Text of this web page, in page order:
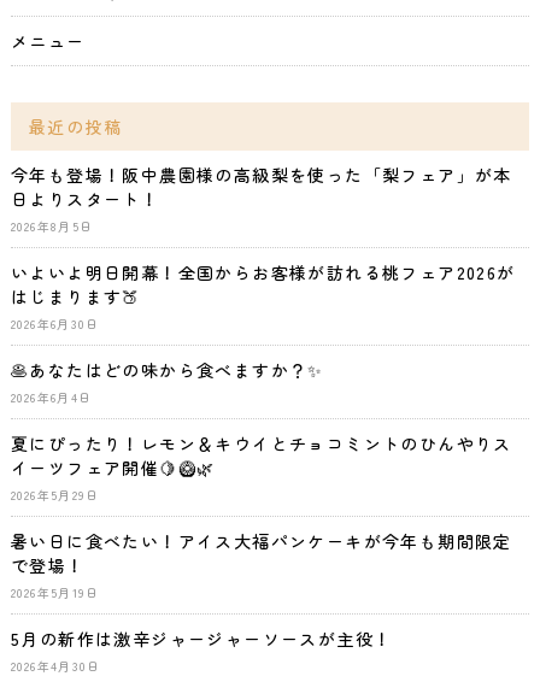
メニュー
最近の投稿
今年も登場！阪中農園様の高級梨を使った「梨フェア」が本
日よりスタート！
2026年8月5日
いよいよ明日開幕！全国からお客様が訪れる桃フェア2026が
はじまります🍑
2026年6月30日
🥞あなたはどの味から食べますか？✨
2026年6月4日
夏にぴったり！レモン＆キウイとチョコミントのひんやりス
イーツフェア開催🍋🥝🌿
2026年5月29日
暑い日に食べたい！アイス大福パンケーキが今年も期間限定
で登場！
2026年5月19日
5月の新作は激辛ジャージャーソースが主役！
2026年4月30日